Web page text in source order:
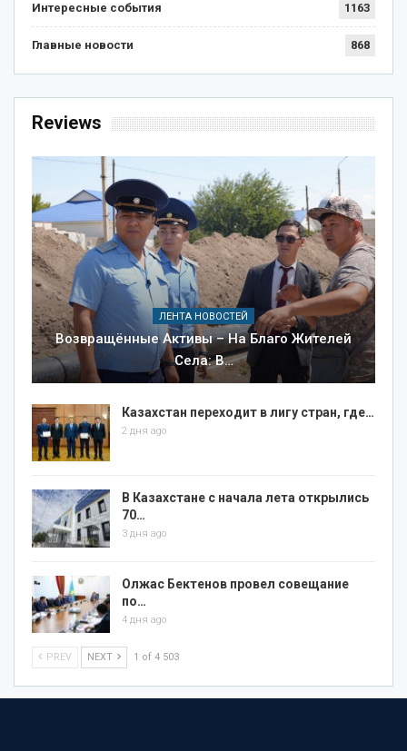
Интересные события 1163
Главные новости 868
Reviews
ЛЕНТА НОВОСТЕЙ
Возвращённые Активы – На Благо Жителей
Села: В…
Казахстан переходит в лигу стран, где…
2 дня ago
В Казахстане с начала лета открылись
70…
3 дня ago
Олжас Бектенов провел совещание
по…
4 дня ago
PREV NEXT 1 of 4 503